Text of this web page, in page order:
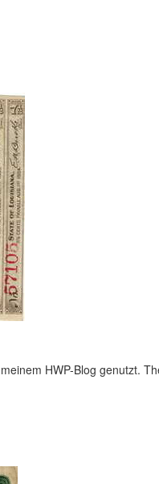
HWP-Blog genutzt.